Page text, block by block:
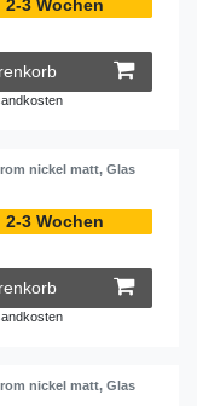
2-3 Wochen
nickel matt, Glas
2-3 Wochen
nickel matt, Glas